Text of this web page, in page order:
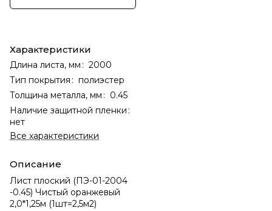
Характеристики
Длина листа, мм : 2000
Тип покрытия : полиэстер
Толщина металла, мм : 0.45
Наличие защитной пленки :
нет
Все характеристики
Описание
Лист плоский (ПЭ-01-2004
-0.45) Чистый оранжевый
2,0*1,25м (1шт=2,5м2)